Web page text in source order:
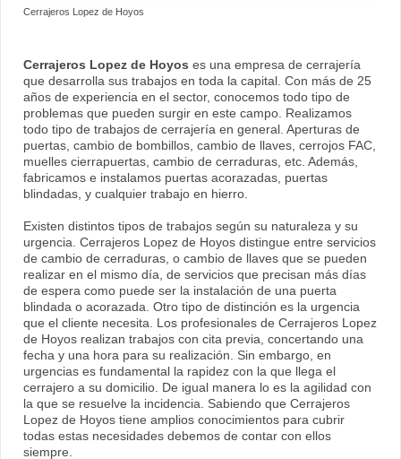
Cerrajeros Lopez de Hoyos
Cerrajeros Lopez de Hoyos es una empresa de cerrajería
que desarrolla sus trabajos en toda la capital. Con más de 25
años de experiencia en el sector, conocemos todo tipo de
problemas que pueden surgir en este campo. Realizamos
todo tipo de trabajos de cerrajería en general. Aperturas de
puertas, cambio de bombillos, cambio de llaves, cerrojos FAC,
muelles cierrapuertas, cambio de cerraduras, etc. Además,
fabricamos e instalamos puertas acorazadas, puertas
blindadas, y cualquier trabajo en hierro.
Existen distintos tipos de trabajos según su naturaleza y su
urgencia. Cerrajeros Lopez de Hoyos distingue entre servicios
de cambio de cerraduras, o cambio de llaves que se pueden
realizar en el mismo día, de servicios que precisan más días
de espera como puede ser la instalación de una puerta
blindada o acorazada. Otro tipo de distinción es la urgencia
que el cliente necesita. Los profesionales de Cerrajeros Lopez
de Hoyos realizan trabajos con cita previa, concertando una
fecha y una hora para su realización. Sin embargo, en
urgencias es fundamental la rapidez con la que llega el
cerrajero a su domicilio. De igual manera lo es la agilidad con
la que se resuelve la incidencia. Sabiendo que Cerrajeros
Lopez de Hoyos tiene amplios conocimientos para cubrir
todas estas necesidades debemos de contar con ellos
siempre.